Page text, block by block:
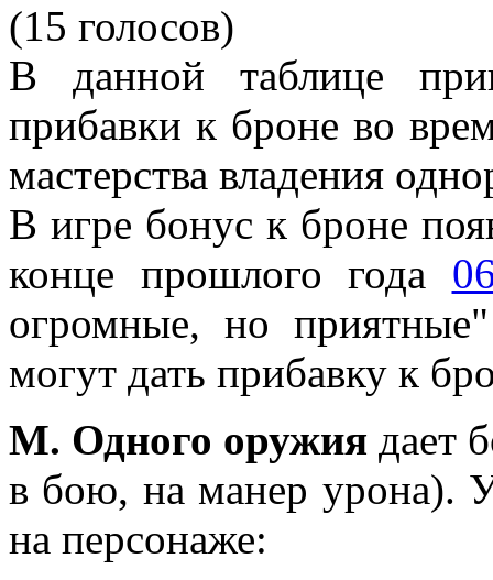
(15 голосов)
В данной таблице
прибавки к броне во
мастерства владения
В игре бонус к броне
конце прошлого года
огромные, но приятные
могут дать прибавку к
М. Одного оружия дает
в бою, на манер урона).
на персонаже: